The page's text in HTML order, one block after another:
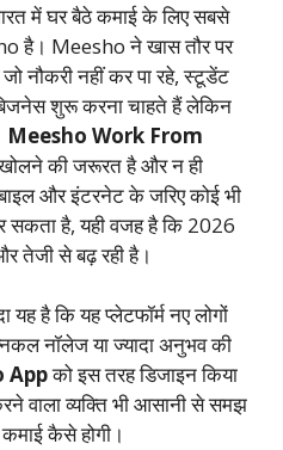
में घर बैठे कमाई के लिए सबसे
है। Meesho ने खास तौर पर
नौकरी नहीं कर पा रहे, स्टूडेंट
शुरू करना चाहते हैं लेकिन
Meesho Work From
की जरूरत है और न ही
और इंटरनेट के जरिए कोई भी
है, यही वजह है कि 2026
तेजी से बढ़ रही है।
यह है कि यह प्लेटफॉर्म नए लोगों
नॉलेज या ज्यादा अनुभव की
Appको इस तरह डिजाइन किया
वाला व्यक्ति भी आसानी से समझ
कैसे होगी।